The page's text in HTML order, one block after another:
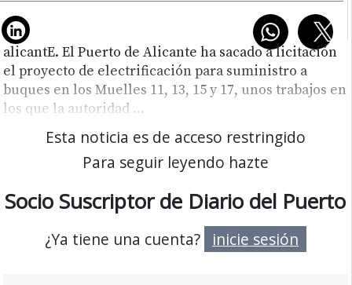
alicantE. El Puerto de Alicante ha sacado a licitación
el proyecto de electrificación para suministro a
buques en los Muelles 11, 13, 15 y 17, unos trabajos en
los que la autoridad ...
Esta noticia es de acceso restringido
Para seguir leyendo hazte
Socio Suscriptor de Diario del Puerto
¿Ya tiene una cuenta? inicie sesión